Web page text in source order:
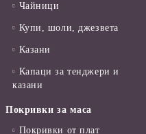
Чайници
Купи, шоли, джезвета
Казани
Капаци за тенджери и
казани
Покривки за маса
Покривки от плат